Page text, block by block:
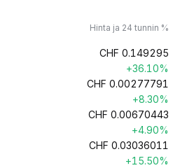
Hinta ja 24 tunnin %
CHF 0.149295
+36.10%
CHF 0.00277791
+8.30%
CHF 0.00670443
+4.90%
CHF 0.03036011
+15.50%